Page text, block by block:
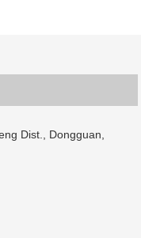
Dist., Dongguan,